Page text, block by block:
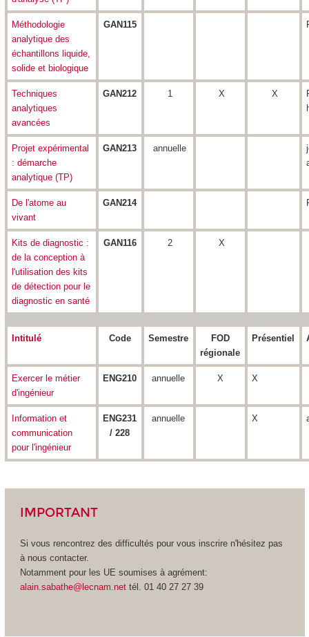
Méthodologie
analytique des
échantillons liquide,
solide et biologique
GAN115
Techniques
analytiques
avancées
GAN212 1 X X
Projet expérimental
: démarche
analytique (TP)
GAN213 annuelle
De l'atome au
vivant
GAN214
Kits de diagnostic :
de la conception à
l'utilisation des kits
de détection pour le
diagnostic en santé
GAN116 2 X
Intitulé Code Semestre
FOD
régionale
Présentiel
Exercer le métier
d'ingénieur
ENG210 annuelle X X
Information et
communication
pour l'ingénieur
ENG231
/ 228
annuelle X
IMPORTANT
Si vous rencontrez des difficultés pour vous inscrire n'hésitez pas
à nous contacter.
Notamment pour les UE soumises à agrément:
alain.sabathe@lecnam.nettél. 01 40 27 27 39